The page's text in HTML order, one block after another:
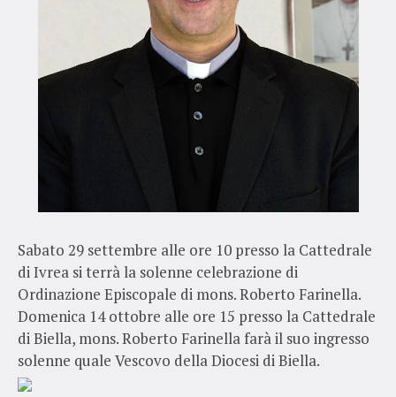
Sabato 29 settembre alle ore 10 presso la Cattedrale
di Ivrea si terrà la solenne celebrazione di
Ordinazione Episcopale di mons. Roberto Farinella.
Domenica 14 ottobre alle ore 15 presso la Cattedrale
di Biella, mons. Roberto Farinella farà il suo ingresso
solenne quale Vescovo della Diocesi di Biella.